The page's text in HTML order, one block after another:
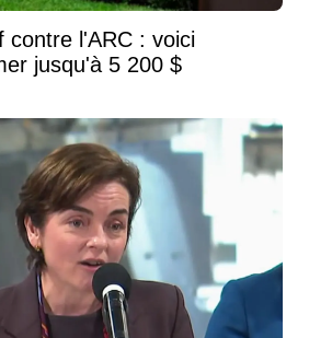
contre l'ARC : voici
jusqu'à 5 200 $